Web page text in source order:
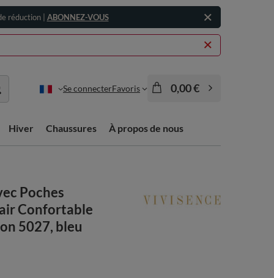
réduction | ABONNEZ-VOUS
Se connecterFavoris 0,00 €
Hiver Chaussures À propos de nous
Poches
Confortable
5027, bleu